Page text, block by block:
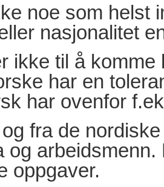
noe som helst
nasjonalitet
ikke til å
har en
har ovenfor
fra de
og
oppgaver.